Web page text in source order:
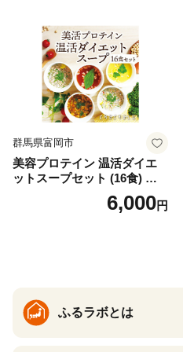
ロン [AIEN005]
群馬県富岡市
美容プロテイン 温活ダイエ
ットスープセット (16食) 小
分け スープ 食べ比べ セット
詰合せ クラムチャウダー チ
6,000円
ふるラボとは